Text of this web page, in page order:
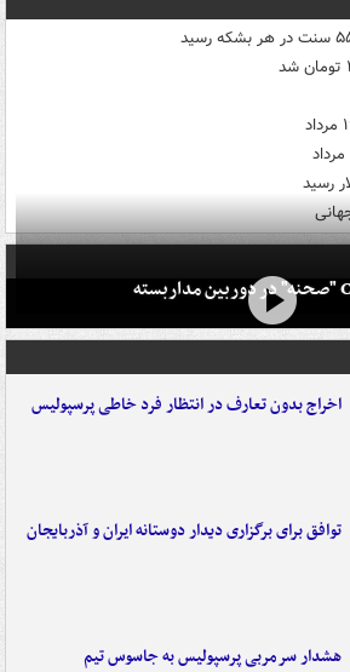
اخراج بدون تعارف در انتظار فرد خاطی پرسپولیس
توافق برای برگزاری دیدار دوستانه ایران و آذربایجان
هشدار سرمربی پرسپولیس به جاسوس تیم